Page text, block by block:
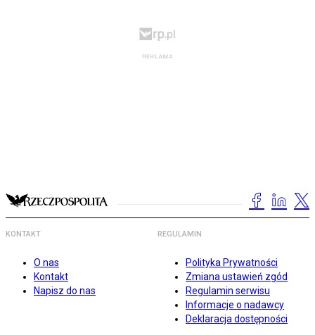
KONTAKT
O nas
Kontakt
Napisz do nas
REGULAMIN
Polityka Prywatności
Zmiana ustawień zgód
Regulamin serwisu
Informacje o nadawcy
Deklaracja dostępności